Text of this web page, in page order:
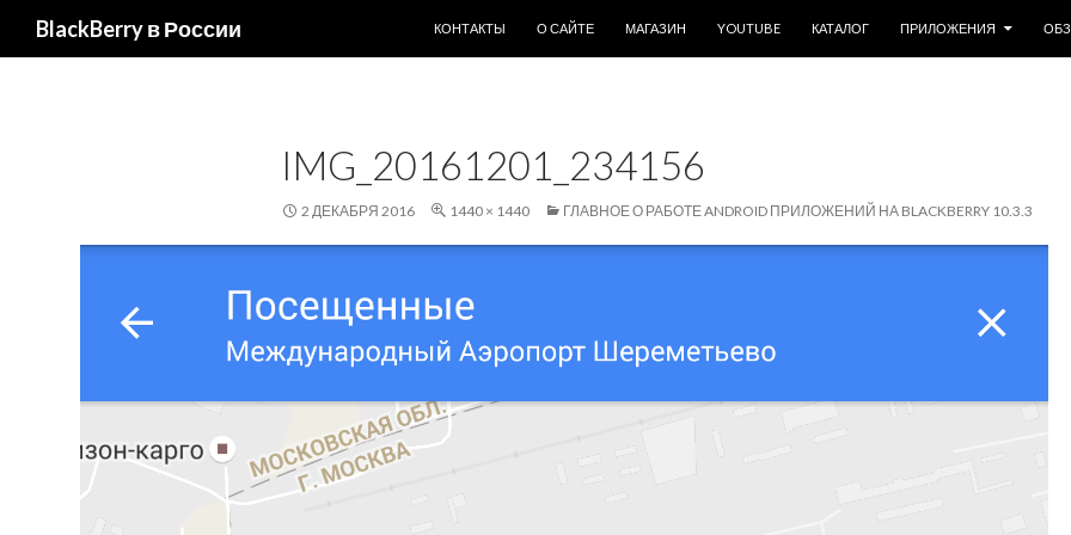
BlackBerry в России
КОНТАКТЫ
О САЙТЕ МАГАЗИН YOUTUBE КАТАЛОГ ПРИЛОЖЕНИЯ
IMG_20161201_234156
2 ДЕКАБРЯ 2016 1440 × 1440 ГЛАВНОЕ О РАБОТЕ ANDROID ПРИЛОЖЕНИЙ НА BLACKBERRY 10.3.3